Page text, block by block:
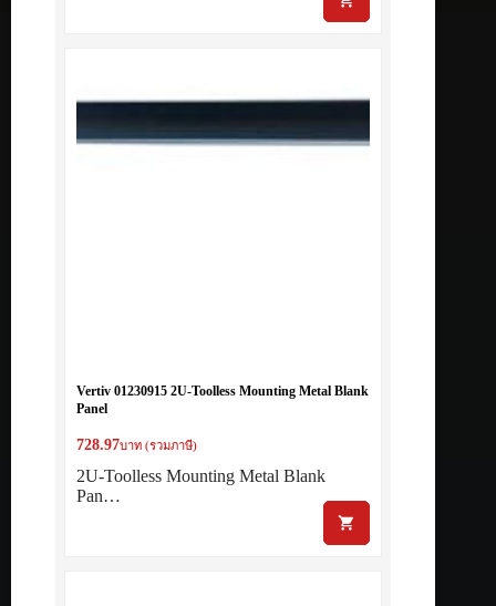
Vertiv 01230915 2U-Toolless Mounting Metal Blank
Panel
728.97บาท (รวมภาษี)
2U-Toolless Mounting Metal Blank
Pan…